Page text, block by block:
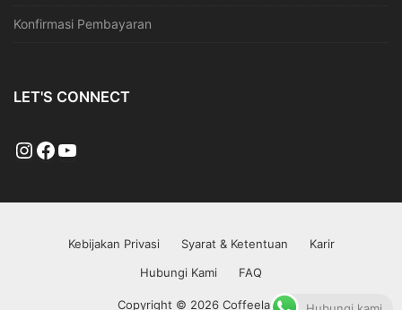
Konfirmasi Pembayaran
LET'S CONNECT
Kebijakan Privasi Syarat & Ketentuan
Karir
Hubungi Kami
FAQ
Copyright © 2026 Coffeeland